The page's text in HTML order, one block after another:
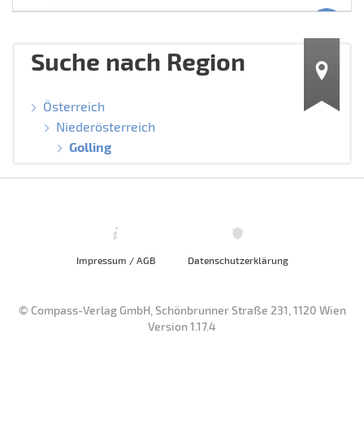
Suche nach Region
Österreich
Niederösterreich
Golling
Impressum / AGB Datenschutzerklärung
© Compass-Verlag GmbH, Schönbrunner Straße 231, 1120 Wien
Version 1.17.4